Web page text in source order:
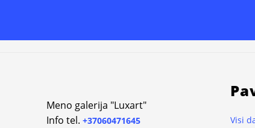
Meno galerija "Luxart"
Info tel. +37060471645
Visi